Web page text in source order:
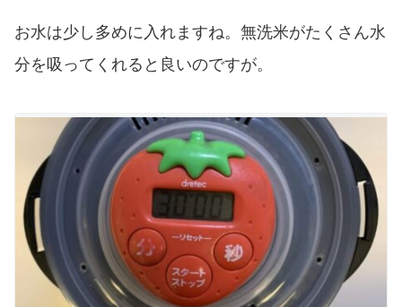
お水は少し多めに入れますね。無洗米がたくさん水
分を吸ってくれると良いのですが。